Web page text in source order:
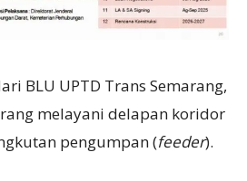
BLU UPTD Trans Semarang,
melayani delapan koridor
pengumpan (feeder).